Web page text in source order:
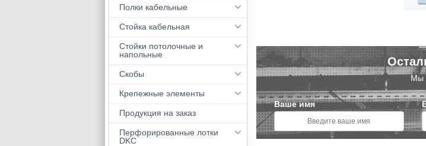
Мы
Ваше имя
Полки кабельные
Стойка кабельная
Стойки потолочные и
напольные
Скобы
Крепежные элементы
Продукция на заказ
Перфорированные лотки
DKC